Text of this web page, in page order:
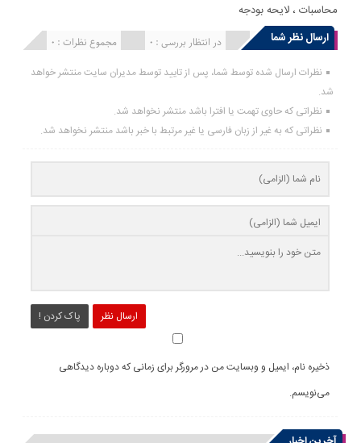
محاسبات ،لایحه بودجه
ارسال نظر شما
مجموع نظرات : 0 در انتظار بررسی : 0 انتشار یافته : 0
نظرات ارسال شده توسط شما، پس از تایید توسط مدیران سایت منتشر خواهد
شد.
نظراتی که حاوی تهمت یا افترا باشد منتشر نخواهد شد.
نظراتی که به غیر از زبان فارسی یا غیر مرتبط با خبر باشد منتشر نخواهد شد.
ارسال نظر پاک کردن !
ذخیره نام، ایمیل و وبسایت من در مرورگر برای زمانی که دوباره دیدگاهی
می‌نویسم.